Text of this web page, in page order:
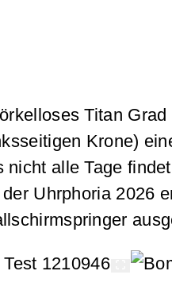
Titan
Krone)
alle Tage
Uhrphoria 2026